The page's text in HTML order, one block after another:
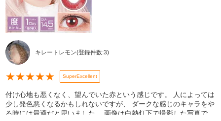
キレートレモン(登録件数:3)
★★★★★ SuperExcellent
付け心地も悪くなく、望んでいた赤という感じです。 人によっては
少し発色悪くなるかもしれないですが、 ダークな感じのキャラをや
る時には最適だと思いました。 画像は白熱灯下で撮影した写真で